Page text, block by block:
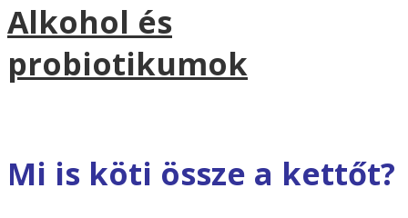
Alkohol és
probiotikumok
Mi is köti össze a kettőt?